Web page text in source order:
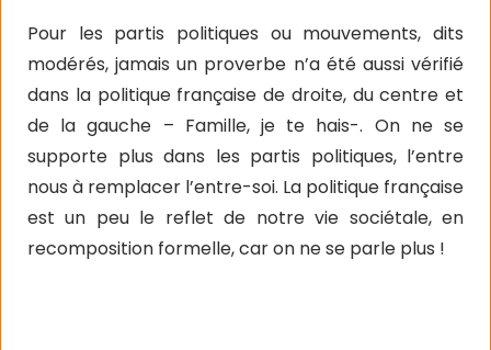
Pour les partis politiques ou mouvements, dits
modérés, jamais un proverbe n’a été aussi vérifié
dans la politique française de droite, du centre et
de la gauche – Famille, je te hais-. On ne se
supporte plus dans les partis politiques, l’entre
nous à remplacer l’entre-soi. La politique française
est un peu le reflet de notre vie sociétale, en
recomposition formelle, car on ne se parle plus !